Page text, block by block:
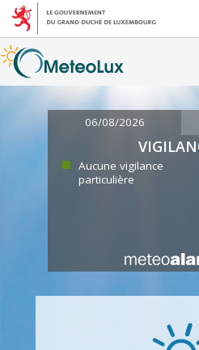
06/08/2026
Aucune vigilance
particulière